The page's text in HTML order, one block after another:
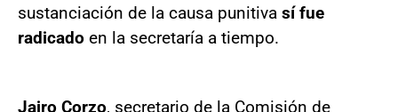
sustanciación de la causa punitiva sí fue
radicado en la secretaría a tiempo.
Jairo Corzo, secretario de la Comisión de